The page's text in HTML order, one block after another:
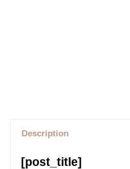
Description
[post_title]